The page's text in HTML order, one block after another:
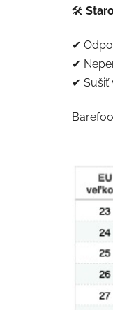
🛠
✔
✔
✔ Sušiť